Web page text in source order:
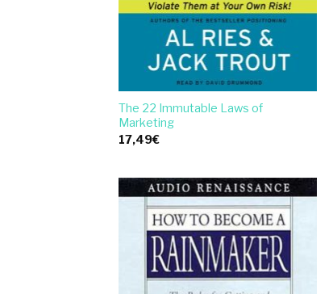
The 22 Immutable Laws of
Marketing
17,49€